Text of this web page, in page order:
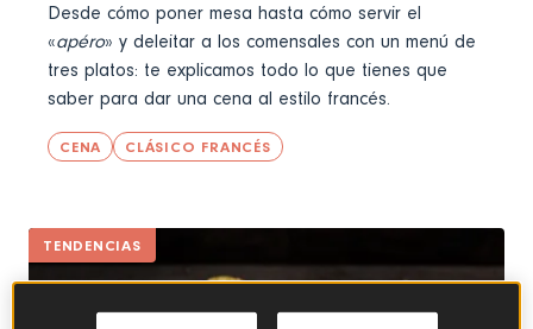
Desde cómo poner mesa hasta cómo servir el
«apéro» y deleitar a los comensales con un menú de
tres platos: te explicamos todo lo que tienes que
saber para dar una cena al estilo francés.
CENA CLÁSICO FRANCÉS
TENDENCIAS